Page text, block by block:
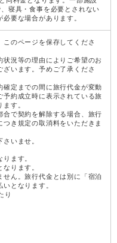
寝具・食事を必要とされない
要な場合があります。
のページを保存してくださ
状況等の理由によりご希望のお
います。予めご了承くださ
確定までの間に旅行代金が変動
予約成立時に表示されている旅
す。
合で契約を解除する場合、旅行
き規定の取消料をいただきま
いませ。
ます。
ります。
せん。旅行代金とは別に「宿泊
となります。
り